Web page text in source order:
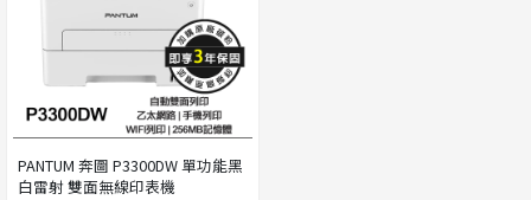
PANTUM 奔圖 P3300DW 單功能黑
白雷射 雙面無線印表機